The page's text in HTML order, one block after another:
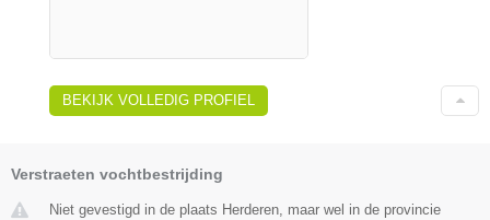
BEKIJK VOLLEDIG PROFIEL
Verstraeten vochtbestrijding
Niet gevestigd in de plaats Herderen, maar wel in de provincie